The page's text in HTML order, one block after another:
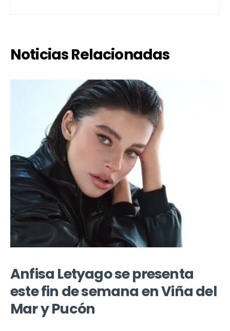
Noticias Relacionadas
Anfisa Letyago se presenta
este fin de semana en Viña del
Mar y Pucón